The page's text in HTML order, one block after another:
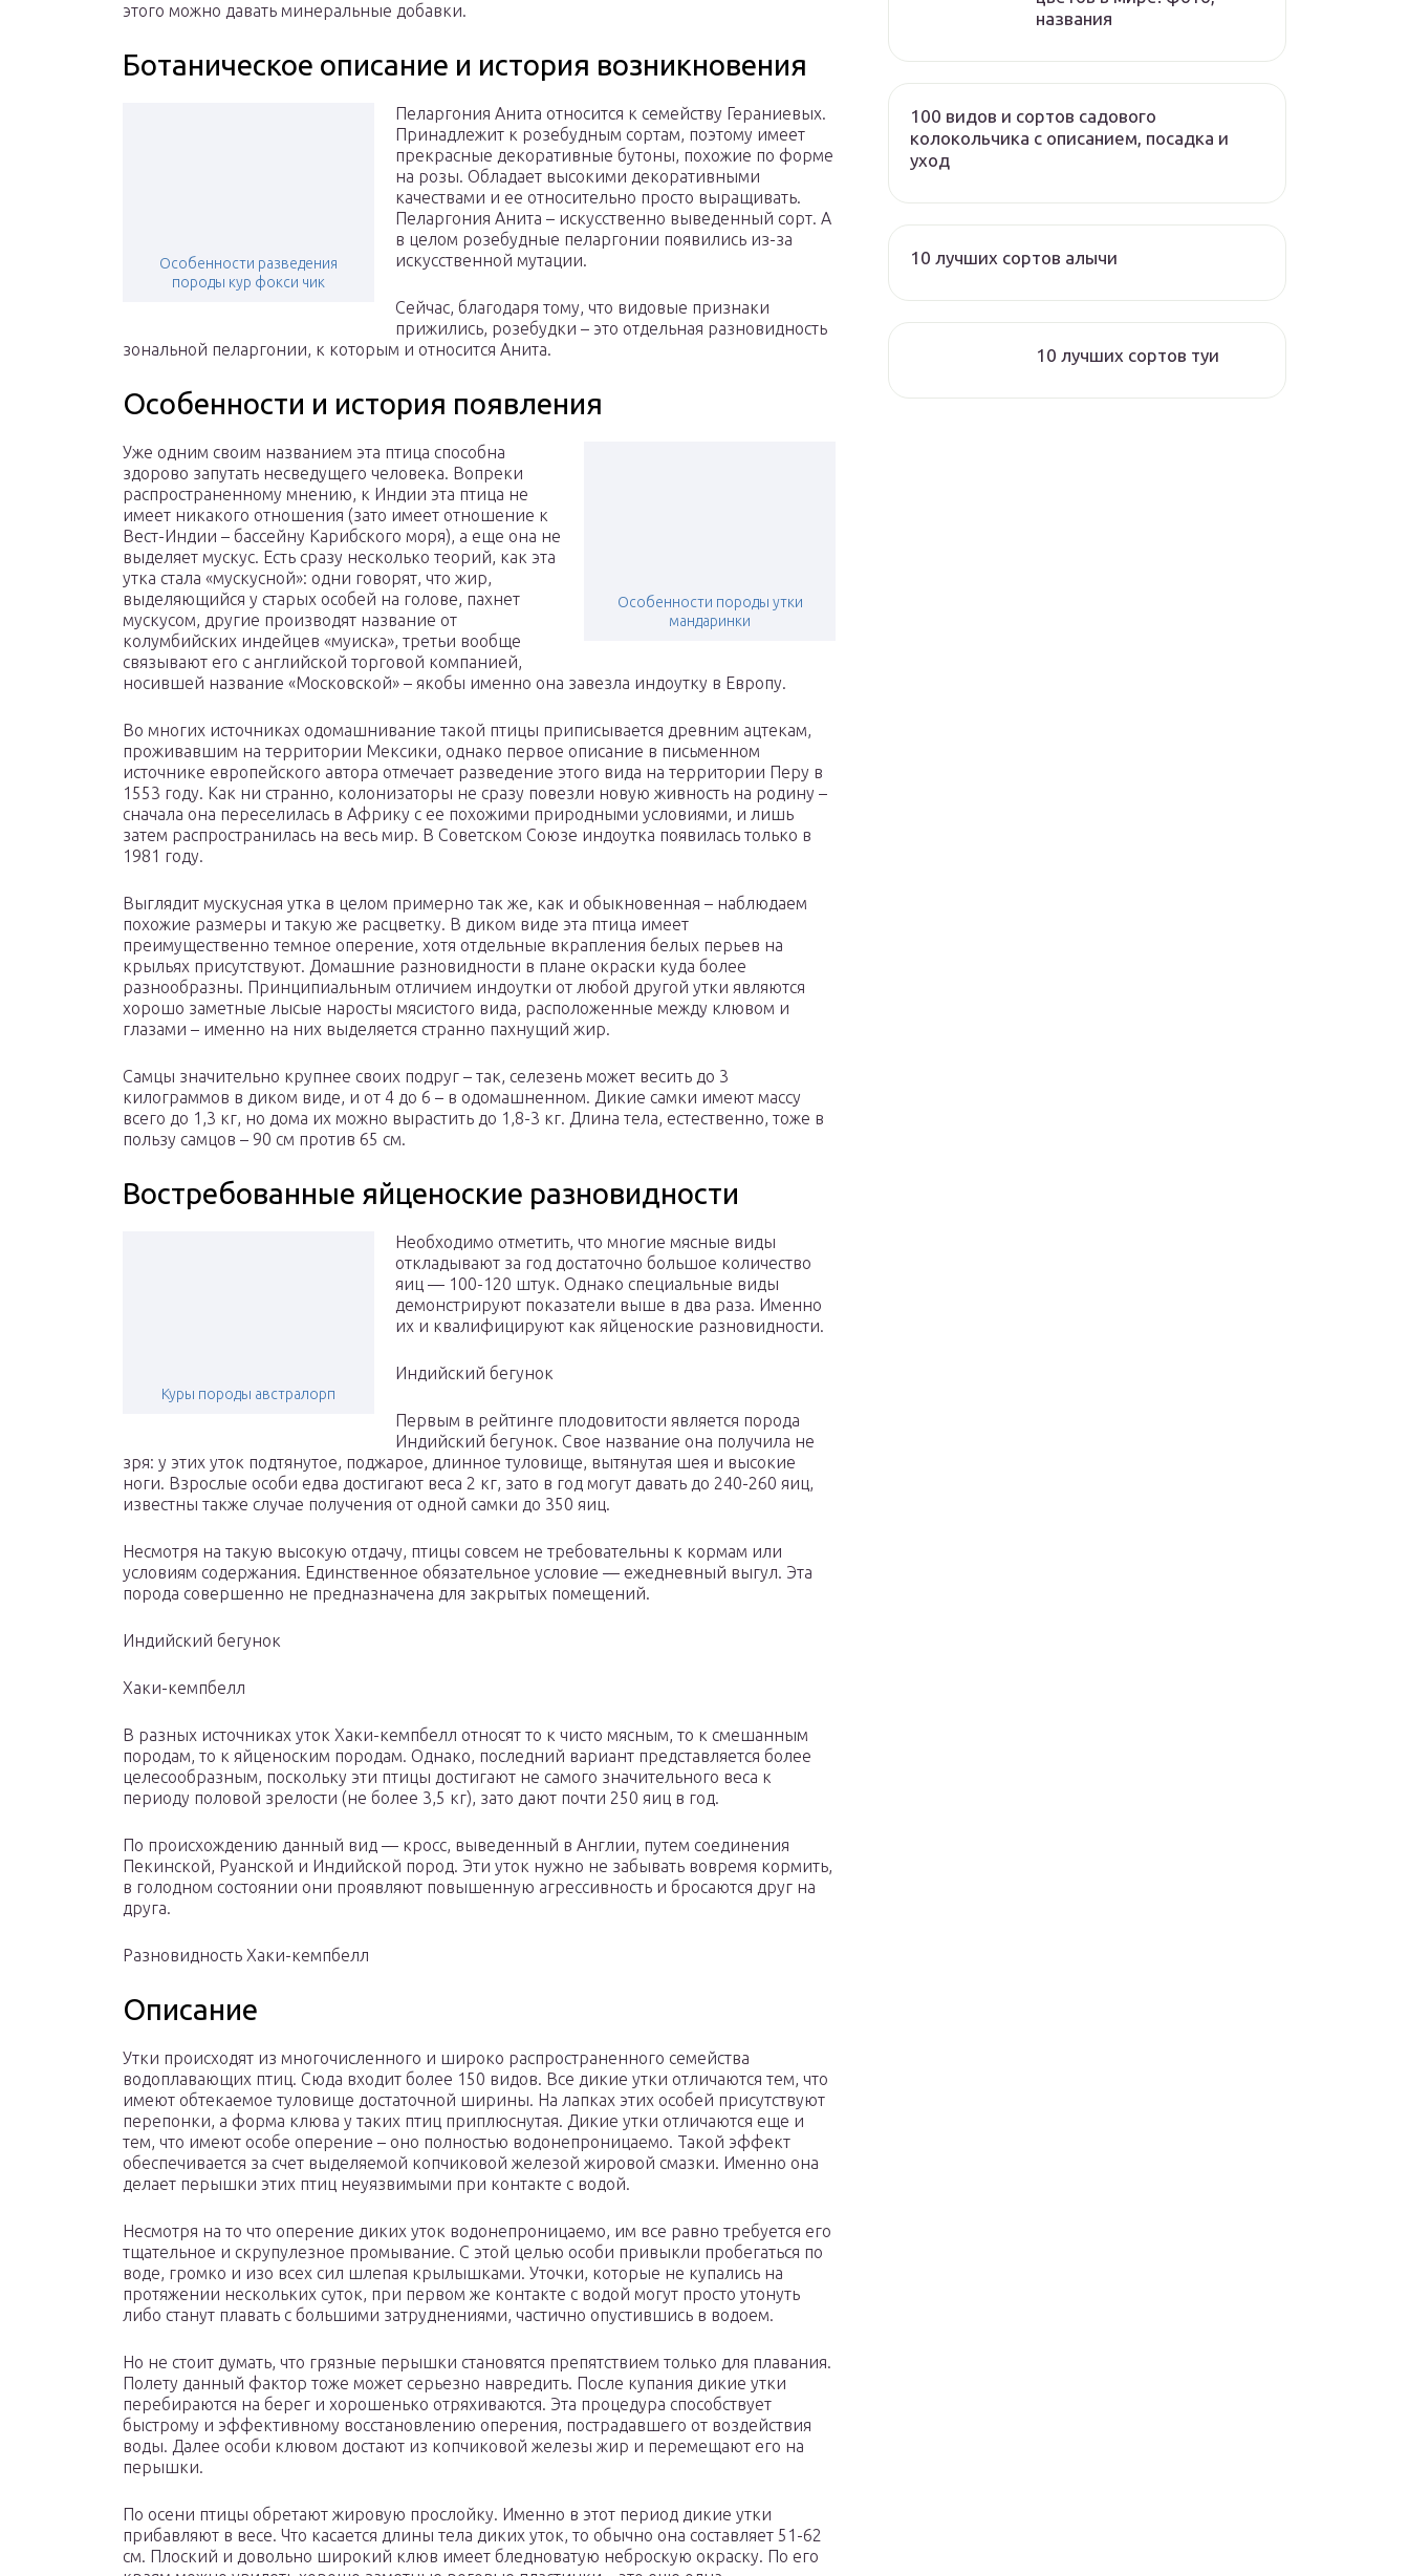
этого можно давать минеральные добавки.
Ботаническое описание и история возникновения
Особенности разведения
породы кур фокси чик
Пеларгония Анита относится к семейству Гераниевых.
Принадлежит к розебудным сортам, поэтому имеет
прекрасные декоративные бутоны, похожие по форме
на розы. Обладает высокими декоративными
качествами и ее относительно просто выращивать.
Пеларгония Анита – искусственно выведенный сорт. А
в целом розебудные пеларгонии появились из-за
искусственной мутации.
Сейчас, благодаря тому, что видовые признаки
прижились, розебудки – это отдельная разновидность
зональной пеларгонии, к которым и относится Анита.
Особенности и история появления
Особенности породы утки
мандаринки
Уже одним своим названием эта птица способна
здорово запутать несведущего человека. Вопреки
распространенному мнению, к Индии эта птица не
имеет никакого отношения (зато имеет отношение к
Вест-Индии – бассейну Карибского моря), а еще она не
выделяет мускус. Есть сразу несколько теорий, как эта
утка стала «мускусной»: одни говорят, что жир,
выделяющийся у старых особей на голове, пахнет
мускусом, другие производят название от
колумбийских индейцев «муиска», третьи вообще
связывают его с английской торговой компанией,
носившей название «Московской» – якобы именно она завезла индоутку в Европу.
Во многих источниках одомашнивание такой птицы приписывается древним ацтекам,
проживавшим на территории Мексики, однако первое описание в письменном
источнике европейского автора отмечает разведение этого вида на территории Перу в
1553 году. Как ни странно, колонизаторы не сразу повезли новую живность на родину –
сначала она переселилась в Африку с ее похожими природными условиями, и лишь
затем распространилась на весь мир. В Советском Союзе индоутка появилась только в
1981 году.
Выглядит мускусная утка в целом примерно так же, как и обыкновенная – наблюдаем
похожие размеры и такую же расцветку. В диком виде эта птица имеет
преимущественно темное оперение, хотя отдельные вкрапления белых перьев на
крыльях присутствуют. Домашние разновидности в плане окраски куда более
разнообразны. Принципиальным отличием индоутки от любой другой утки являются
хорошо заметные лысые наросты мясистого вида, расположенные между клювом и
глазами – именно на них выделяется странно пахнущий жир.
Самцы значительно крупнее своих подруг – так, селезень может весить до 3
килограммов в диком виде, и от 4 до 6 – в одомашненном. Дикие самки имеют массу
всего до 1,3 кг, но дома их можно вырастить до 1,8-3 кг. Длина тела, естественно, тоже в
пользу самцов – 90 см против 65 см.
Востребованные яйценоские разновидности
Куры породы австралорп
Необходимо отметить, что многие мясные виды
откладывают за год достаточно большое количество
яиц — 100-120 штук. Однако специальные виды
демонстрируют показатели выше в два раза. Именно
их и квалифицируют как яйценоские разновидности.
Индийский бегунок
Первым в рейтинге плодовитости является порода
Индийский бегунок. Свое название она получила не
зря: у этих уток подтянутое, поджарое, длинное туловище, вытянутая шея и высокие
ноги. Взрослые особи едва достигают веса 2 кг, зато в год могут давать до 240-260 яиц,
известны также случае получения от одной самки до 350 яиц.
Несмотря на такую высокую отдачу, птицы совсем не требовательны к кормам или
условиям содержания. Единственное обязательное условие — ежедневный выгул. Эта
порода совершенно не предназначена для закрытых помещений.
Индийский бегунок
Хаки-кемпбелл
В разных источниках уток Хаки-кемпбелл относят то к чисто мясным, то к смешанным
породам, то к яйценоским породам. Однако, последний вариант представляется более
целесообразным, поскольку эти птицы достигают не самого значительного веса к
периоду половой зрелости (не более 3,5 кг), зато дают почти 250 яиц в год.
По происхождению данный вид — кросс, выведенный в Англии, путем соединения
Пекинской, Руанской и Индийской пород. Эти уток нужно не забывать вовремя кормить,
в голодном состоянии они проявляют повышенную агрессивность и бросаются друг на
друга.
Разновидность Хаки-кемпбелл
Описание
Утки происходят из многочисленного и широко распространенного семейства
водоплавающих птиц. Сюда входит более 150 видов. Все дикие утки отличаются тем, что
имеют обтекаемое туловище достаточной ширины. На лапках этих особей присутствуют
перепонки, а форма клюва у таких птиц приплюснутая. Дикие утки отличаются еще и
тем, что имеют особе оперение – оно полностью водонепроницаемо. Такой эффект
обеспечивается за счет выделяемой копчиковой железой жировой смазки. Именно она
делает перышки этих птиц неуязвимыми при контакте с водой.
Несмотря на то что оперение диких уток водонепроницаемо, им все равно требуется его
тщательное и скрупулезное промывание. С этой целью особи привыкли пробегаться по
воде, громко и изо всех сил шлепая крылышками. Уточки, которые не купались на
протяжении нескольких суток, при первом же контакте с водой могут просто утонуть
либо станут плавать с большими затруднениями, частично опустившись в водоем.
Но не стоит думать, что грязные перышки становятся препятствием только для плавания.
Полету данный фактор тоже может серьезно навредить. После купания дикие утки
перебираются на берег и хорошенько отряхиваются. Эта процедура способствует
быстрому и эффективному восстановлению оперения, пострадавшего от воздействия
воды. Далее особи клювом достают из копчиковой железы жир и перемещают его на
перышки.
По осени птицы обретают жировую прослойку. Именно в этот период дикие утки
прибавляют в весе. Что касается длины тела диких уток, то обычно она составляет 51-62
см. Плоский и довольно широкий клюв имеет бледноватую неброскую окраску. По его
названия
100 видов и сортов садового
колокольчика с описанием, посадка и
уход
10 лучших сортов алычи
10 лучших сортов туи